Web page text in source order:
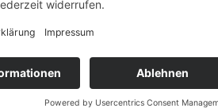
Foto: Fiat / http://die-autotester.com
Foto: Fiat / http://die-autotester.com
Foto: Fiat / http://die-autotester.com